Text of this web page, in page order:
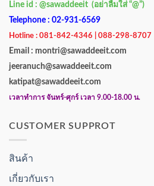
Line id : @sawaddeeit (อย่าลืมใส่ “@”)
Telephone : 02-931-6569
Hotline : 081-842-4346 | 088-298-8707
Email : montri@sawaddeeit.com
jeeranuch@sawaddeeit.com
katipat@sawaddeeit.com
เวลาทำการ จันทร์-ศุกร์ เวลา 9.00-18.00 น.
CUSTOMER SUPPROT
สินค้า
เกี่ยวกับเรา